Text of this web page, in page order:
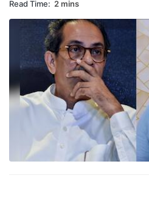
Read Time: 2 mins